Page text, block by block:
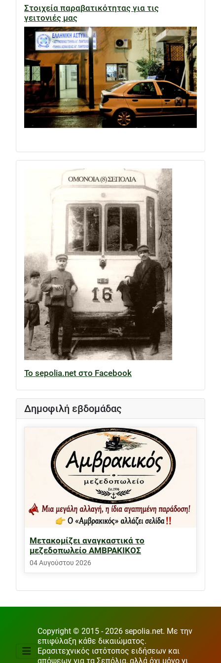
Στοιχεία παραβατικότητας για τις
γειτονιές μας
Το sepolia.net στο Facebook
Δημοφιλή εβδομάδας
Μετακομίζει αναγκαστικά το
μεζεδοπωλείο ΑΜΒΡΑΚΙΚΟΣ
04 Αυγούστου 2026
Copyright © 2015 - 2026 sepolia.net. Με την
επιφύλαξη κάθε δικαιώματος.
Ερασιτεχνικός ιστότοπος ειδήσεων και
απόψεων για τα Σεπόλια, αλλά όχι μόνο γι